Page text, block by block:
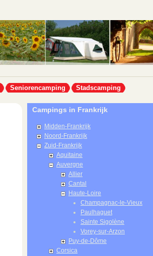
Seniorencamping Stadscamping
Campings in Frankrijk
Midden-Frankrijk
Noord-Frankrijk
Zuid-Frankrijk
Aquitaine
Auvergne
Allier
Cantal
Haute-Loire
Champagnac-le-Vieux
Paulhaguet
Sainte Sigolène
Vorey-sur-Arzon
Puy-de-Dôme
Corsica